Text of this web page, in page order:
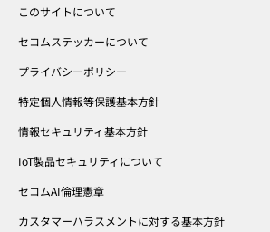
このサイトについて
セコムステッカーについて
プライバシーポリシー
特定個人情報等保護基本方針
情報セキュリティ基本方針
IoT製品セキュリティについて
セコムAI倫理憲章
カスタマーハラスメントに対する基本方針